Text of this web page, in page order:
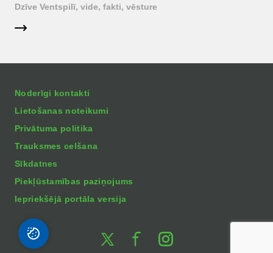
Dzīve Ventspilī, vide, fakti, vēsture
Noderīgi kontakti
Lietošanas noteikumi
Privātuma politika
Trauksmes celšana
Sīkdatnes
Piekļūstamības paziņojums
Iepriekšējā portāla versija